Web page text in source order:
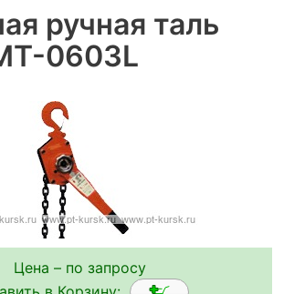
ручная таль
0603L
Цена – по запросу